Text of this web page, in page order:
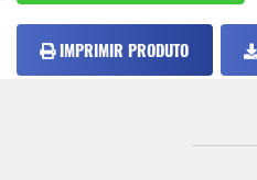
IMPRIMIR PRODUTO